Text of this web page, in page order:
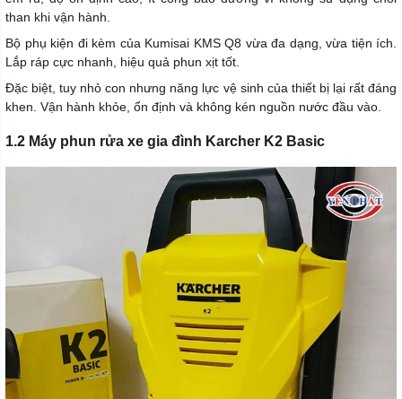
than khi vận hành.
Bộ phụ kiện đi kèm của Kumisai KMS Q8 vừa đa dạng, vừa tiện ích.
Lắp ráp cực nhanh, hiệu quả phun xịt tốt.
Đặc biệt, tuy nhỏ con nhưng năng lực vệ sinh của thiết bị lại rất đáng
khen. Vận hành khỏe, ổn định và không kén nguồn nước đầu vào.
1.2 Máy phun rửa xe gia đình Karcher K2 Basic